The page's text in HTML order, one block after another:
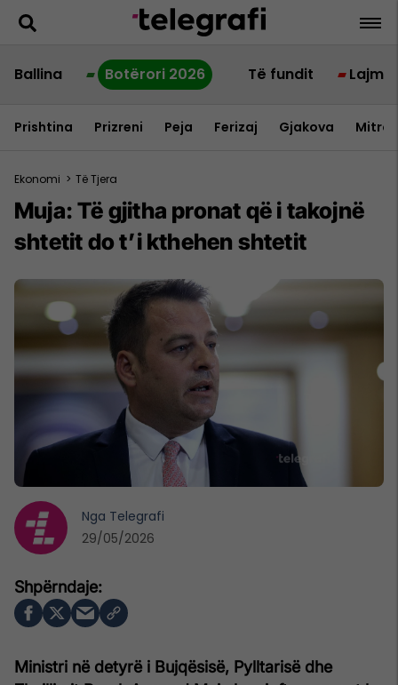
Ballina Botërori 2026 Të fundit Lajme
Prishtina Prizreni Peja Ferizaj Gjakova
Ekonomi > Të Tjera
Muja: Të gjitha pronat që i takojnë
shtetit do t’i kthehen shtetit
Ministri në detyrë i Bujqësisë, Pylltarisë dhe
Nga Telegrafi
29/05/2026